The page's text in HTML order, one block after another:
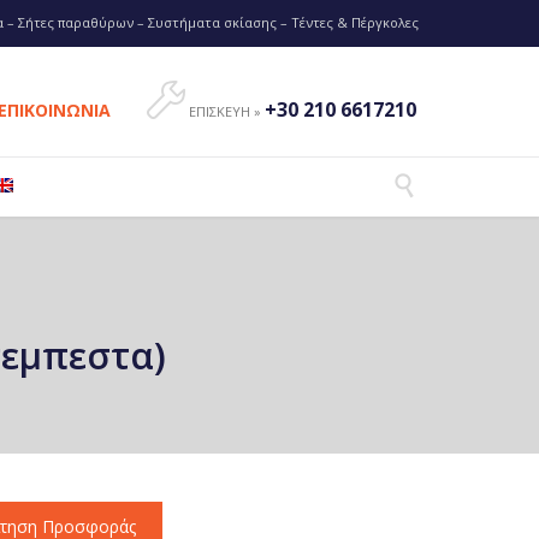
Σήτες παραθύρων – Συστήματα σκίασης – Τέντες & Πέργκολες
ΕΠΙΚΟΙΝΩΝΙΑ  ΕΠΙΣΚΕΥΗ » +30 210 6617210

Προσφοράς